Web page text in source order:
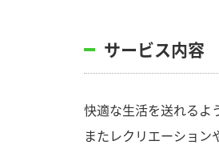
サービス内容
快適な生活を送れるよ
またレクリエーション